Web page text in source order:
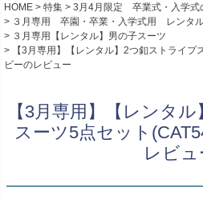
Rental レンタル
女の子ドレス
七五三着物
Season Best
Recital & Concours
レンタル・販売の入口
02 サイズの選び方
測り方と目安
創業2003年からの想い
Rental レンタル
04 レンタルのご案内
実店舗 つくば店
HOME 特集
3月4月限定 卒業式・入学式
３月専用 卒園・卒業・入学式用 レンタ
３月専用【レンタル】男の子スーツ
【3月専用】【レンタル】2つ釦ストライ
ビーのレビュー
【3月専用】【レンタ
スーツ5点セット
レビュ